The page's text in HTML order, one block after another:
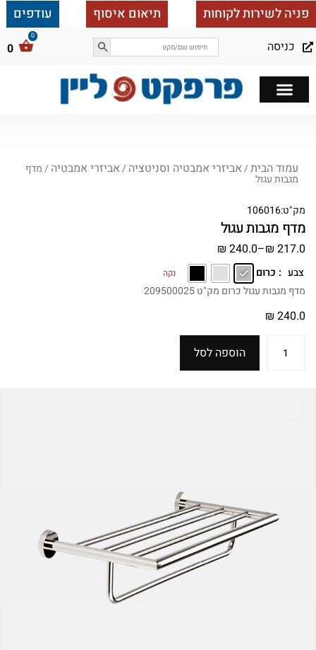
פניה לשירות לקוחות תיאום איסוף עודפים
0 כניסה
עמוד הבית/אביזרי אמבטיה וסניטציה /אביזרי אמבטיה / מדף
מגבות עגול
מק"ט:106016
מדף מגבות עגול
₪ 217.0
–
₪ 240.0
צבע : כרום נקה
מדף מגבות עגול כרום מק"ט 209500025
₪ 240.0
הוספה לסל